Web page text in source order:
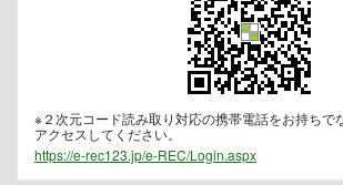
※２次元コード読み取り対応の携帯電話をお持ちで
アクセスしてください。
https://e-rec123.jp/e-REC/Login.aspx